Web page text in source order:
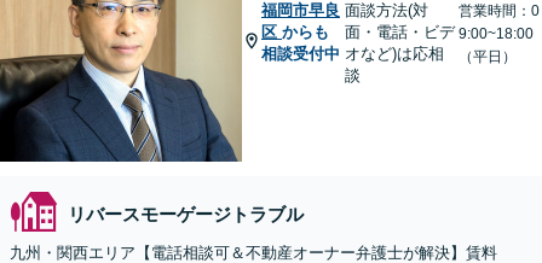
福岡市早良
区 からも
相談受付中
面談方法(対
面・電話・ビデ
オなど)は応相
談
営業時間：0
9:00~18:00
（平日）
リバースモーゲージトラブル
九州・関西エリア【電話相談可＆不動産オーナー弁護士が解決】賃料